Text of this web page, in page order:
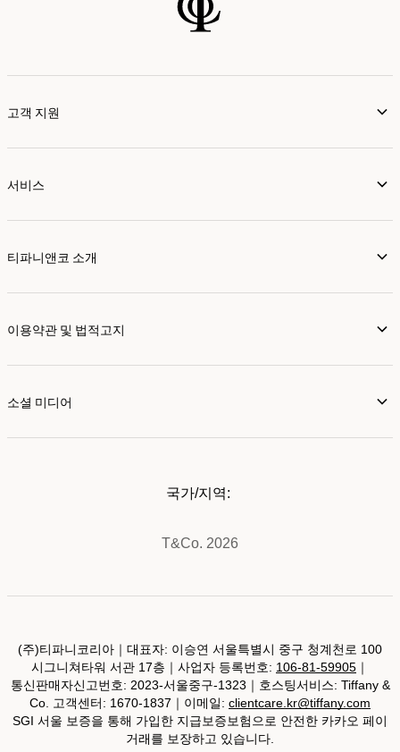
고객 지원
서비스
티파니앤코 소개
이용약관 및 법적고지
소셜 미디어
T&Co. 2026
국가/지역:
(주)티파니코리아｜대표자: 이승연 서울특별시 중구 청계천로 100
시그니쳐타워 서관 17층｜사업자 등록번호: 106-81-59905 ｜
통신판매자신고번호: 2023-서울중구-1323｜호스팅서비스: Tiffany &
Co. 고객센터: 1670-1837｜이메일: clientcare.kr@tiffany.com
SGI 서울 보증을 통해 가입한 지급보증보험으로 안전한 카카오 페이
거래를 보장하고 있습니다.